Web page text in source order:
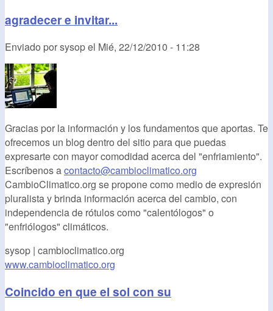
agradecer e invitar...
Enviado porsysopel Mié, 22/12/2010 - 11:28
Gracias por la información y los fundamentos que aportas. Te
ofrecemos un blog dentro del sitio para que puedas
expresarte con mayor comodidad acerca del "enfriamiento".
Escríbenos acontacto@cambioclimatico.org
CambioClimatico.org se propone como medio de expresión
pluralista y brinda información acerca del cambio, con
independencia de rótulos como "calentólogos" o
"enfriólogos" climáticos.
sysop | cambioclimatico.org
www.cambioclimatico.org
Coincido en que el sol con su